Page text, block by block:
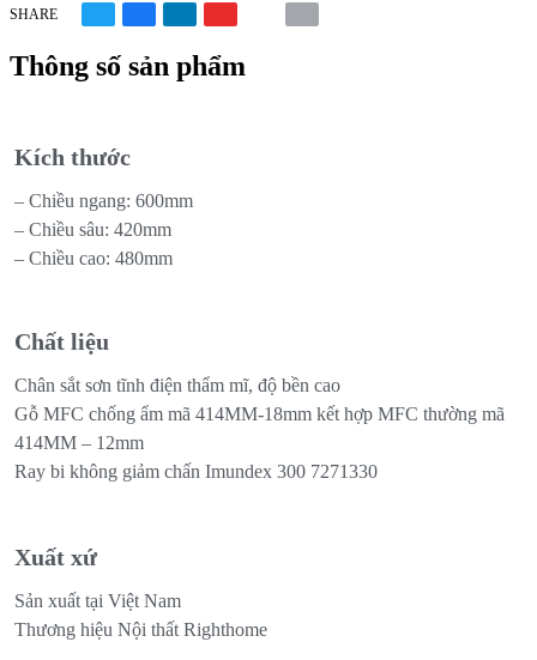
SHARE
Thông số sản phẩm
Kích thước
– Chiều ngang: 600mm
– Chiều sâu: 420mm
– Chiều cao: 480mm
Chất liệu
Chân sắt sơn tĩnh điện thẩm mĩ, độ bền cao
Gỗ MFC chống ẩm mã 414MM-18mm kết hợp MFC thường mã
414MM – 12mm
Ray bi không giảm chấn Imundex 300 7271330
Xuất xứ
Sản xuất tại Việt Nam
Thương hiệu Nội thất Righthome